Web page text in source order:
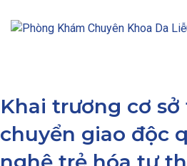
Khai trương cơ
chuyển giao độc